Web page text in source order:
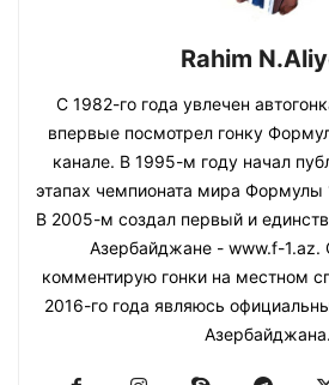
Rahim
С 1982-го года увлечен
впервые посмотрел гонку
канале. В 1995-м году начал
этапах чемпионата мира Формулы
В 2005-м создал первый и
Азербайджане - www.f-1.az.
комментирую гонки на местном
2016-го года являюсь
Азербайджана.